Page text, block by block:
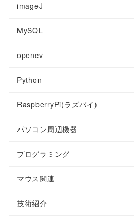
imageJ
MySQL
opencv
Python
RaspberryPi(ラズパイ)
パソコン周辺機器
プログラミング
マウス関連
技術紹介